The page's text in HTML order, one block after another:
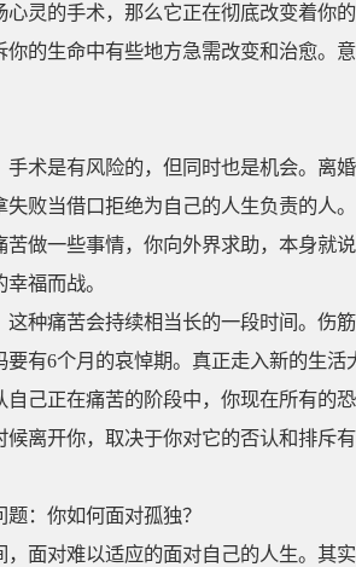
心灵的手术，那么它正在彻底改变着你
你的生命中有些地方急需改变和治愈。
手术是有风险的，但同时也是机会。离
失败当借口拒绝为自己的人生负责的人
苦做一些事情，你向外界求助，本身就
福而战。
这种痛苦会持续相当长的一段时间。伤
要有6个月的哀悼期。真正走入新的生
自己正在痛苦的阶段中，你现在所有的
候离开你，取决于你对它的否认和排
：你如何面对孤独？
，面对难以适应的面对自己的人生。其